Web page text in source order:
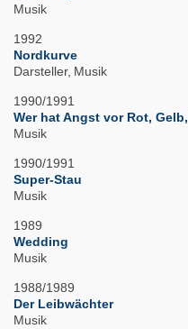
Musik
1992
Nordkurve
Darsteller Musik
1990/1991
Wer hat Angst vor Rot,
Musik
1990/1991
Super-Stau
Musik
1989
Wedding
Musik
1988/1989
Der Leibwächter
Musik